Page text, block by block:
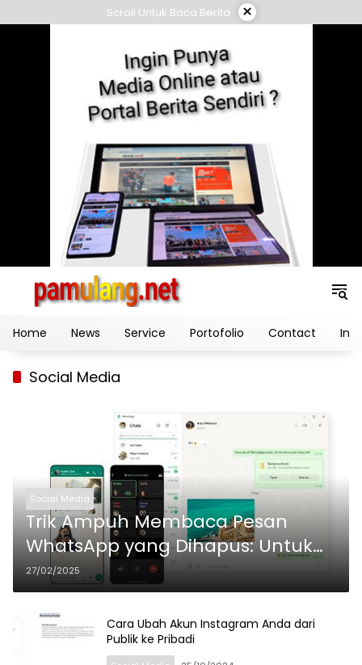
to
Scroll Untuk Baca Berita ×
Home News Service Portofolio Contact
Social Media
Social Media
Trik Ampuh Membaca Pesan
WhatsApp yang Dihapus: Untuk
Anda yang Penasaran!
27/02/2025
Cara Ubah Akun Instagram Anda dari
Publik ke Pribadi